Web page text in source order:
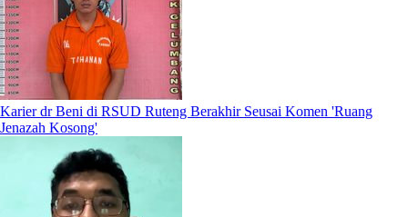
Karier dr Beni di RSUD Ruteng Berakhir Seusai Komen 'Ruang
Jenazah Kosong'